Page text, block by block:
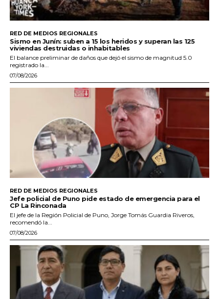
RED DE MEDIOS REGIONALES
Sismo en Junín: suben a 15 los heridos y superan las 125
viviendas destruidas o inhabitables
El balance preliminar de daños que dejó el sismo de magnitud 5.0
registrado la...
07/08/2026
RED DE MEDIOS REGIONALES
Jefe policial de Puno pide estado de emergencia para el
CP La Rinconada
El jefe de la Región Policial de Puno, Jorge Tomás Guardia Riveros,
recomendó la...
07/08/2026